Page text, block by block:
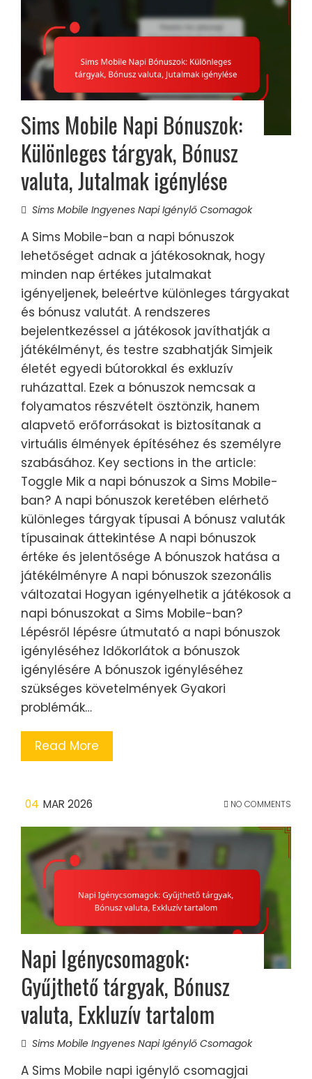
Sims Mobile Napi Bónuszok:
Különleges tárgyak, Bónusz
valuta, Jutalmak igénylése
Sims Mobile Ingyenes Napi Igénylő Csomagok
A Sims Mobile-ban a napi bónuszok
lehetőséget adnak a játékosoknak, hogy
minden nap értékes jutalmakat
igényeljenek, beleértve különleges tárgyakat
és bónusz valutát. A rendszeres
bejelentkezéssel a játékosok javíthatják a
játékélményt, és testre szabhatják Simjeik
életét egyedi bútorokkal és exkluzív
ruházattal. Ezek a bónuszok nemcsak a
folyamatos részvételt ösztönzik, hanem
alapvető erőforrásokat is biztosítanak a
virtuális élmények építéséhez és személyre
szabásához. Key sections in the article:
Toggle Mik a napi bónuszok a Sims Mobile-
ban? A napi bónuszok keretében elérhető
különleges tárgyak típusai A bónusz valuták
típusainak áttekintése A napi bónuszok
értéke és jelentősége A bónuszok hatása a
játékélményre A napi bónuszok szezonális
változatai Hogyan igényelhetik a játékosok a
napi bónuszokat a Sims Mobile-ban?
Lépésről lépésre útmutató a napi bónuszok
igényléséhez Időkorlátok a bónuszok
igénylésére A bónuszok igényléséhez
szükséges követelmények Gyakori
problémák…
Read More
04 MAR 2026 NO COMMENTS
Napi Igénycsomagok:
Gyűjthető tárgyak, Bónusz
valuta, Exkluzív tartalom
Sims Mobile Ingyenes Napi Igénylő Csomagok
A Sims Mobile napi igénylő csomagjai